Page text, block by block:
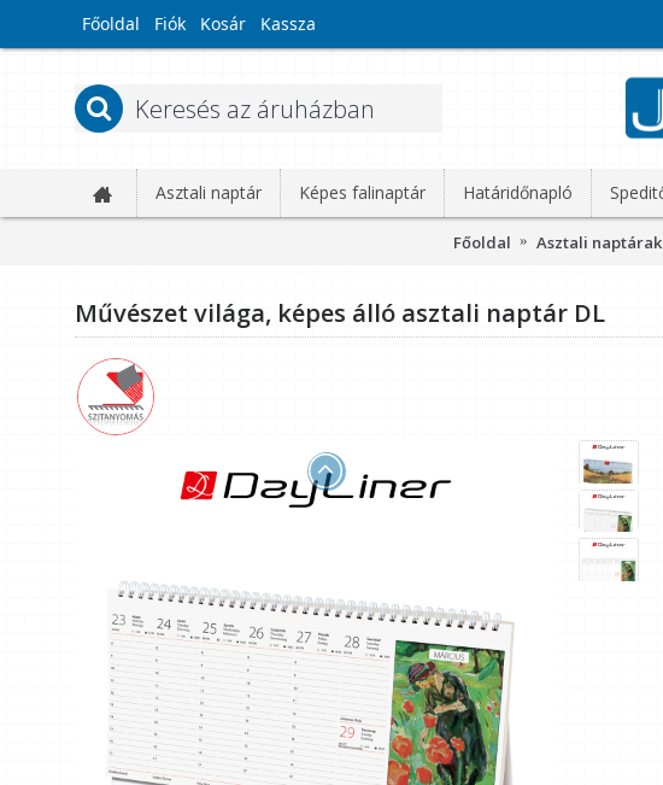
Főoldal Fiók Kosár Kassza
Asztali naptár Képes falinaptár Határidőnapló
Főoldal Asztali naptárak
Művészet világa, képes álló asztali naptár DL